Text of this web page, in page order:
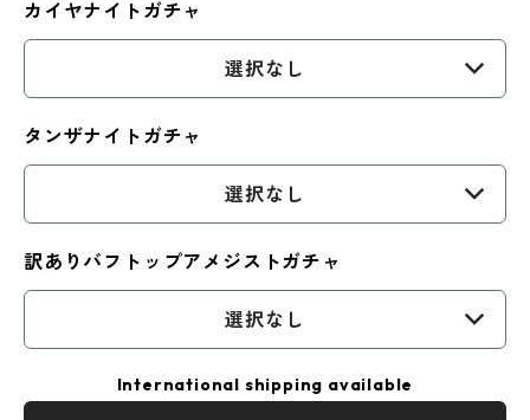
カイヤナイトガチャ
選択なし
タンザナイトガチャ
選択なし
訳ありバフトップアメジストガチャ
選択なし
International shipping available